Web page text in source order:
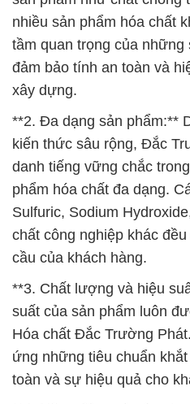
**2. Đa dạng sản phẩm:**
kiến thức sâu rộng, Đắc
danh tiếng vững chắc
phẩm hóa chất đa dạng.
Sulfuric, Sodium
chất công nghiệp khác đều
cầu của khách hàng.
**3. Chất lượng và hiệu
suất của sản phẩm luôn
Hóa chất Đắc Trường
ứng những tiêu chuẩn khắt
toàn và sự hiệu quả cho
**4. Năng động và sáng
của chúng tôi liên tục theo
nghiệp và phát triển các
giúp chúng tôi mang lại giá